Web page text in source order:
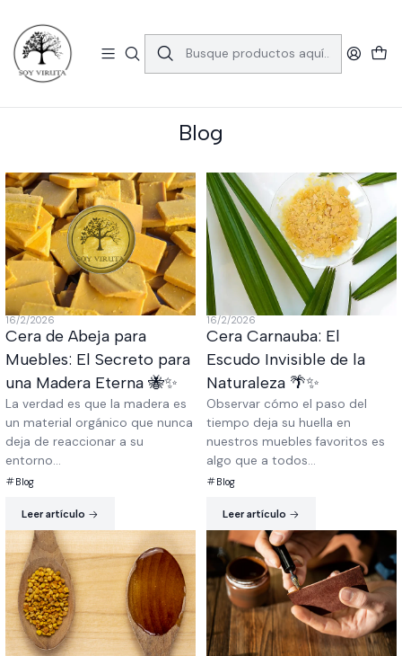
Consulta las comunas aquí
Inicio Blog
Blog
16/2/2026
Cera de Abeja para
Muebles: El Secreto para
una Madera Eterna 🐝✨
La verdad es que la madera es
un material orgánico que nunca
deja de reaccionar a su
entorno...
Blog
Leer artículo
16/2/2026
Cera Carnauba: El
Escudo Invisible de la
Naturaleza 🌴✨
Observar cómo el paso del
tiempo deja su huella en
nuestros muebles favoritos es
algo que a todos...
Blog
Leer artículo